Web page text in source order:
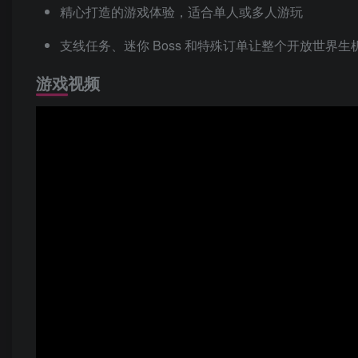
精心打造的游戏体验，适合单人或多人游玩
支线任务、迷你 Boss 和特殊订单让整个开放世界生
游戏视频